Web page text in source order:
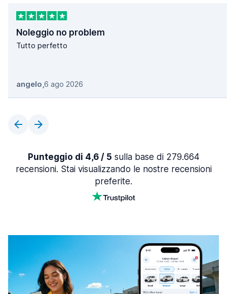
Noleggio no problem
Tutto perfetto
angelo,6 ago 2026
Punteggio di 4,6 / 5 sulla base di 279.664
recensioni. Stai visualizzando le nostre recensioni
preferite.